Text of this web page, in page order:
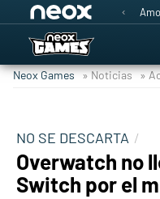
Neox Games » Noticias »
NO SE DESCARTA
Overwatch no
Switch por el